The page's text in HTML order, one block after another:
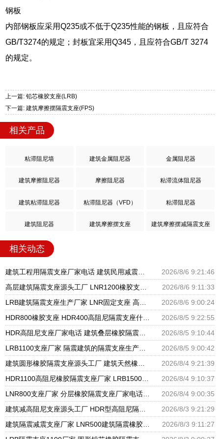
钢板
内部钢板应采用Q235或不低于Q235性能的钢板，且应符合
GB/T3274的规定；封板宜采用Q345，且应符合GB/T 3274
的规定。
上一篇: 铅芯橡胶支座(LRB)
下一篇: 建筑摩擦摆隔震支座(FPS)
相关产品
粘滞阻尼墙 建筑金属阻尼器 金属阻尼器
建筑摩擦阻尼器 摩擦阻尼器 粘滞流体阻尼器
建筑粘滞阻尼器 粘滞阻尼器（VFD） 粘滞阻尼器
建筑阻尼器 建筑摩擦摆支座 建筑摩擦摆减隔震支座
相关动态
2026/8/6 9:21:46
2026/8/6 9:11:33
2026/8/6 9:00:24
2026/8/5 9:22:55
2026/8/5 9:10:44
2026/8/5 9:00:42
2026/8/4 9:21:39
2026/8/4 9:10:37
2026/8/4 9:00:35
2026/8/3 9:21:29
2026/8/3 9:11:27